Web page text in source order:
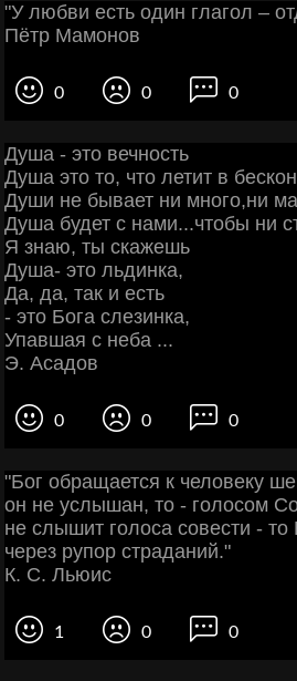
"У любви есть один глагол –
Пётр Мамонов
0 0 0
Душа - это вечность
Душа это то, что летит в
Души не бывает ни много,ни
Душа будет с нами...чтобы ни
Я знаю, ты скажешь
Душа- это льдинка,
Да, да, так и есть
- это Бога слезинка,
Упавшая с неба ...
Э. Асадов
0 0 0
"Бог обращается к человеку
он не услышан, то - голосом
не слышит голоса совести - то
через рупор страданий."
К. С. Льюис
1 0 0